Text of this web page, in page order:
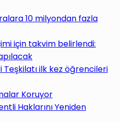
10 milyondan fazla
için takvim belirlendi:
ilk kez öğrencileri
Koruyor
Haklarını Yeniden